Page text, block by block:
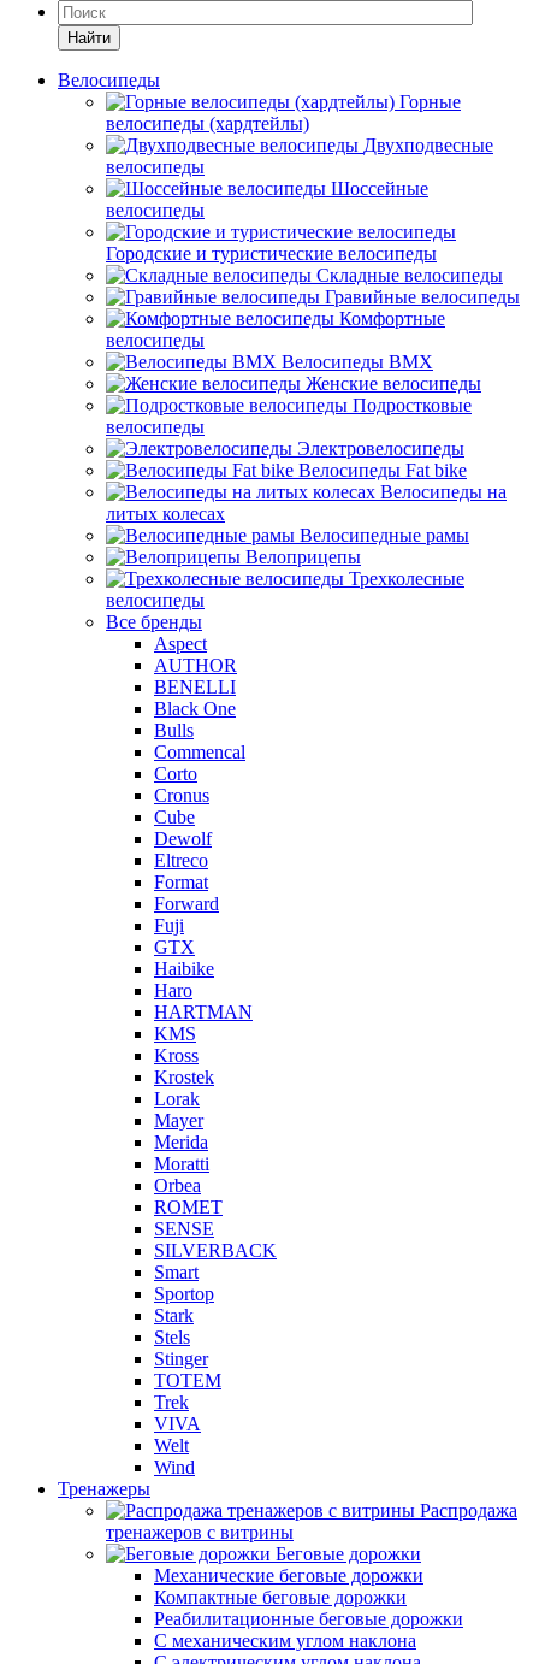
Найти
Велосипеды
Горные
велосипеды (хардтейлы)
Двухподвесные
велосипеды
Шоссейные
велосипеды
Городские и туристические велосипеды
Складные велосипеды
Гравийные велосипеды
Комфортные
велосипеды
Велосипеды BMX
Женские велосипеды
Подростковые
велосипеды
Электровелосипеды
Велосипеды Fat bike
Велосипеды на
литых колесах
Велосипедные рамы
Велоприцепы
Трехколесные
велосипеды
Все бренды
Aspect
AUTHOR
BENELLI
Black One
Bulls
Commencal
Corto
Cronus
Cube
Dewolf
Eltreco
Format
Forward
Fuji
GTX
Haibike
Haro
HARTMAN
KMS
Kross
Krostek
Lorak
Mayer
Merida
Moratti
Orbea
ROMET
SENSE
SILVERBACK
Smart
Sportop
Stark
Stels
Stinger
TOTEM
Trek
VIVA
Welt
Wind
Тренажеры
Распродажа
тренажеров с витрины
Беговые дорожки
Механические беговые дорожки
Компактные беговые дорожки
Реабилитационные беговые дорожки
С механическим углом наклона